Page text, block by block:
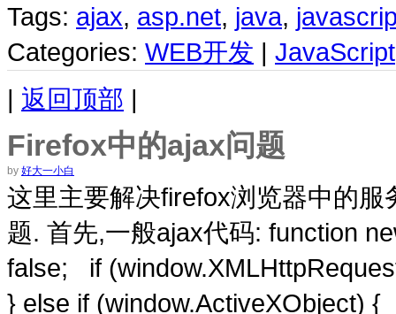
Tags: ajax, asp.net, java,
Categories: WEB开发 | JavaScript
| 返回顶部 |
Firefox中的ajax问题
by 好大一小白
这里主要解决firefox浏览器中的
题. 首先,一般ajax代码: function
false; if
} else if